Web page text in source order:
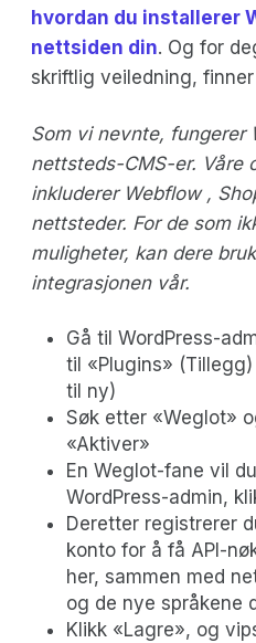
hvordan du installerer
nettsiden din. Og for
skriftlig veiledning,
Som vi nevnte, fungerer
nettsteds-CMS-er. Våre
inkluderer Webflow ,
nettsteder. For de som
muligheter, kan dere
integrasjonen vår.
Gå til WordPress-
til «Plugins»
til ny)
Søk etter «Weglot»
«Aktiver»
En Weglot-fane vil
WordPress-admin,
Deretter registrerer
konto for å få API-
her, sammen med
og de nye språkene
Klikk «Lagre», og